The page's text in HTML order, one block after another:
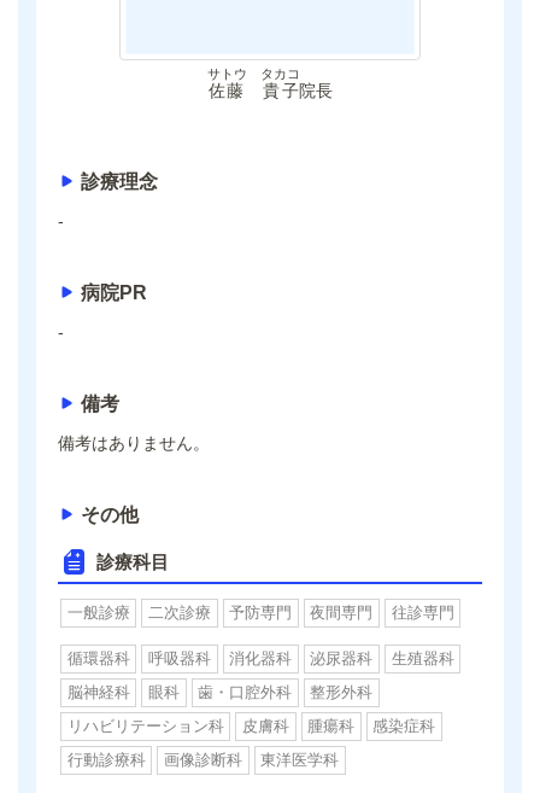
佐藤 貴子
サトウ タカコ
院長
診療理念
-
病院PR
-
備考
備考はありません。
その他
診療科目
一般診療 二次診療 予防専門 夜間専門 往診専門
循環器科 呼吸器科 消化器科 泌尿器科
生殖器科
脳神経科
眼科 歯・口腔外科
整形外科
リハビリテーション科
皮膚科 腫瘍科
感染症科
行動診療科
画像診断科 東洋医学科